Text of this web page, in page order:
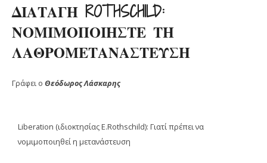
ΔΙΑΤΑΓΗ ROTHSCHILD:
ΝΟΜΙΜΟΠΟΙΗΣΤΕ ΤΗ
ΛΑΘΡΟΜΕΤΑΝΑΣΤΕΥΣΗ
Γράφει ο Θεόδωρος Λάσκαρης
Liberation (ιδιοκτησίας E.Rothschild): Γιατί πρέπει να
νομιμοποιηθεί η μετανάστευση